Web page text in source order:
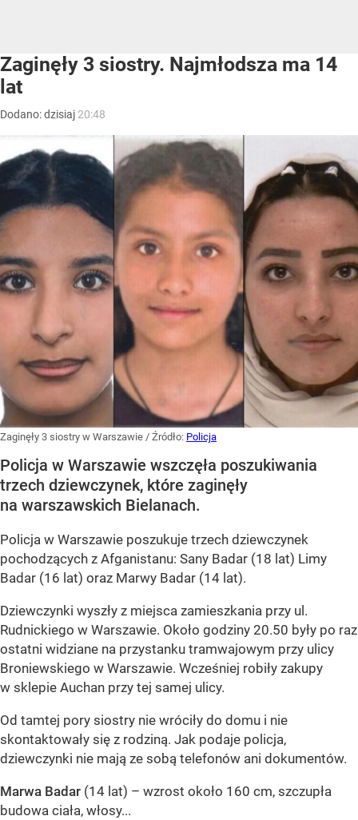
Zaginęły 3 siostry. Najmłodsza ma 14
lat
Dodano:dzisiaj 20:48
Zaginęły 3 siostry w Warszawie / Źródło: Policja
Policja w Warszawie wszczęła poszukiwania
trzech dziewczynek, które zaginęły
na warszawskich Bielanach.
Policja w Warszawie poszukuje trzech dziewczynek
pochodzących z Afganistanu: Sany Badar (18 lat) Limy
Badar (16 lat) oraz Marwy Badar (14 lat).
Dziewczynki wyszły z miejsca zamieszkania przy ul.
Rudnickiego w Warszawie. Około godziny 20.50 były po raz
ostatni widziane na przystanku tramwajowym przy ulicy
Broniewskiego w Warszawie. Wcześniej robiły zakupy
w sklepie Auchan przy tej samej ulicy.
Od tamtej pory siostry nie wróciły do domu i nie
skontaktowały się z rodziną. Jak podaje policja,
dziewczynki nie mają ze sobą telefonów ani dokumentów.
Marwa Badar (14 lat) – wzrost około 160 cm, szczupła
budowa ciała, włosy...